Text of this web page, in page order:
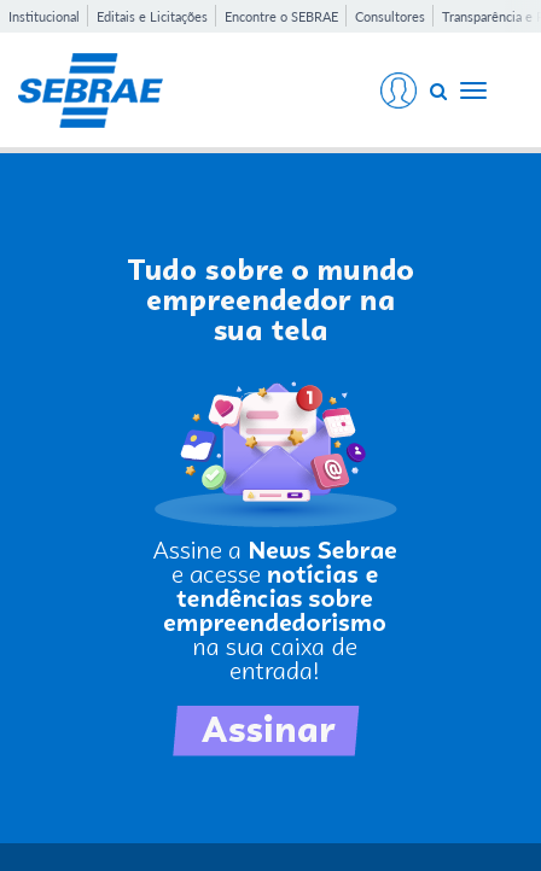
Institucional Editais e Licitações Encontre o SEBRAE Consultores Transparência e
Toggle